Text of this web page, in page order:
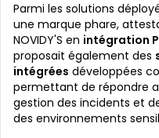
Parmi les solutions
une marque phare,
NOVIDY'S en intégration
proposait également des
intégrées développées
permettant de répondre
gestion des incidents et
des environnements